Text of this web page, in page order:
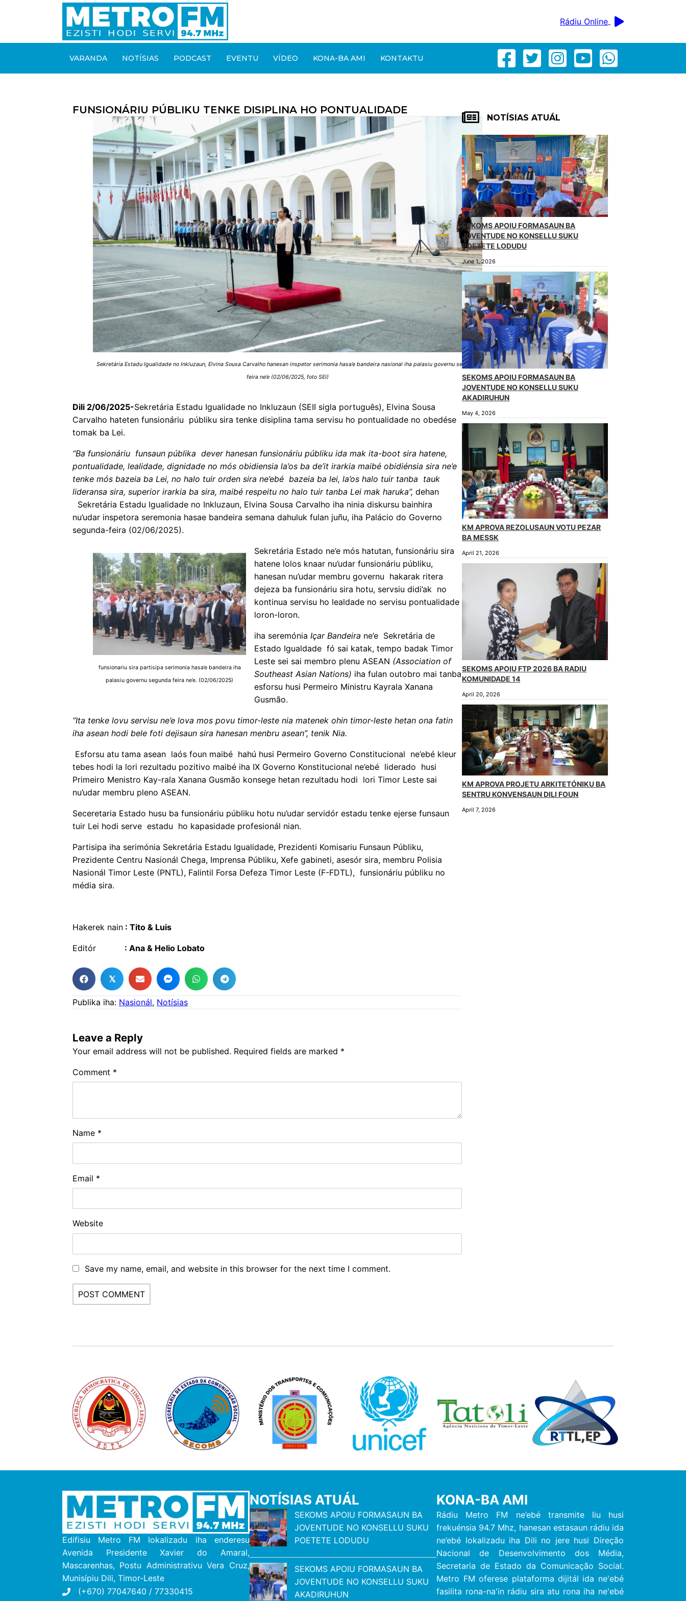
Rádiu Online
VARANDA NOTÍSIAS PODCAST EVENTU VÍDEO KONA-BA AMI KONTAKTU
FUNSIONÁRIU PÚBLIKU TENKE DISIPLINA HO PONTUALIDADE
Sekretária Estadu Igualidade no Inkluzaun, Elvina Sousa Carvalho hanesan inspetor serimonia hasa’e bandeira nasional iha palasiu governu segunda
feira ne’e (02/06/2025, foto SEI)
Dili 2/06/2025-Sekretária Estadu Igualidade no Inkluzaun (SEII sigla português), Elvina Sousa
Carvalho hateten funsionáriu públiku sira tenke disiplina tama servisu ho pontualidade no obedése
tomak ba Lei.
“Ba funsionáriu funsaun públika dever hanesan funsionáriu públiku ida mak ita-boot sira hatene,
pontualidade, lealidade, dignidade no mós obidiensia la’os ba de’it irarkia maibé obidiénsia sira ne’e
tenke mós bazeia ba Lei, no halo tuir orden sira ne’ebé bazeia ba lei, la’os halo tuir tanba tauk
lideransa sira, superior irarkia ba sira, maibé respeitu no halo tuir tanba Lei mak haruka”, dehan
Sekretária Estadu Igualidade no Inkluzaun, Elvina Sousa Carvalho iha ninia diskursu bainhira
nu’udar inspetora seremonia hasae bandeira semana dahuluk fulan juñu, iha Palácio do Governo
segunda-feira (02/06/2025).
funsionariu sira partisipa serimonia hasa’e bandeira iha
palasiu governu segunda feira ne’e. (02/06/2025)
Sekretária Estado ne’e mós hatutan, funsionáriu sira
hatene lolos knaar nu’udar funsionáriu públiku,
hanesan nu’udar membru governu hakarak ritera
dejeza ba funsionáriu sira hotu, servsiu didi’ak no
kontinua servisu ho lealdade no servisu pontualidade
loron-loron.
iha seremónia Içar Bandeira ne’e Sekretária de
Estado Igualdade fó sai katak, tempo badak Timor
Leste sei sai membro plenu ASEAN (Association of
Southeast Asian Nations) iha fulan outobro mai tanba
esforsu husi Permeiro Ministru Kayrala Xanana
Gusmão.
“Ita tenke lovu servisu ne’e lova mos povu timor-leste nia matenek ohin timor-leste hetan ona fatin
iha asean hodi bele foti dejisaun sira hanesan menbru asean”, tenik Nia.
Esforsu atu tama asean laós foun maibé hahú husi Permeiro Governo Constitucional ne’ebé kleur
tebes hodi la lori rezultadu pozitivo maibé iha IX Governo Konstitucional ne’ebé liderado husi
Primeiro Menistro Kay-rala Xanana Gusmão konsege hetan rezultadu hodi lori Timor Leste sai
nu’udar membru pleno ASEAN.
Seceretaria Estado husu ba funsionáriu públiku hotu nu’udar servidór estadu tenke ejerse funsaun
tuir Lei hodi serve estadu ho kapasidade profesionál nian.
Partisipa iha serimónia Sekretária Estadu Igualidade, Prezidenti Komisariu Funsaun Públiku,
Prezidente Centru Nasionál Chega, Imprensa Públiku, Xefe gabineti, asesór sira, membru Polisia
Nasionál Timor Leste (PNTL), Falintil Forsa Defeza Timor Leste (F-FDTL), funsionáriu públiku no
média sira.
Hakerek nain : Tito & Luis
Editór : Ana & Helio Lobato
𝕏
Publika iha: Nasionál, Notísias
Leave a Reply
Your email address will not be published. Required fields are marked *
Comment *
Name *
Email *
Website
Save my name, email, and website in this browser for the next time I comment.
NOTÍSIAS ATUÁL
SEKOMS APOIU FORMASAUN BA
JOVENTUDE NO KONSELLU SUKU
POETETE LODUDU
June 1, 2026
SEKOMS APOIU FORMASAUN BA
JOVENTUDE NO KONSELLU SUKU
AKADIRUHUN
May 4, 2026
KM APROVA REZOLUSAUN VOTU PEZAR
BA MESSK
April 21, 2026
SEKOMS APOIU FTP 2026 BA RADIU
KOMUNIDADE 14
April 20, 2026
KM APROVA PROJETU ARKITETÓNIKU BA
SENTRU KONVENSAUN DILI FOUN
April 7, 2026
Edifisiu Metro FM lokalizadu iha enderesu
Avenida Presidente Xavier do Amaral,
Mascarenhas, Postu Administrativu Vera Cruz,
Munisípiu Dili, Timor-Leste
(+670) 77047640 / 77330415
NOTÍSIAS ATUÁL
SEKOMS APOIU FORMASAUN BA
JOVENTUDE NO KONSELLU SUKU
POETETE LODUDU
SEKOMS APOIU FORMASAUN BA
JOVENTUDE NO KONSELLU SUKU
AKADIRUHUN
KONA-BA AMI
Rádiu Metro FM ne’ebé transmite liu husi
frekuénsia 94.7 Mhz, hanesan estasaun rádiu ida
ne’ebé lokalizadu iha Dili no jere husi Direção
Nacional de Desenvolvimento dos Média,
Secretaria de Estado da Comunicação Social.
Metro FM oferese plataforma dijitál ida ne'ebé
fasilita rona-na'in rádiu sira atu rona iha ne'ebé